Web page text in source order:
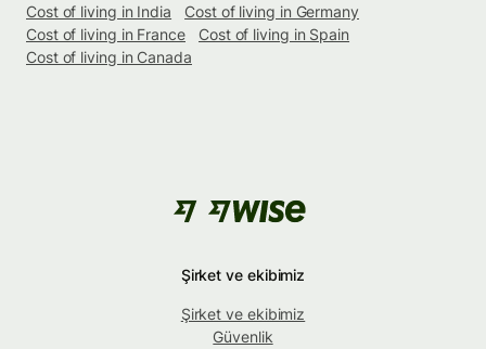
Cost of living in India
Cost of living in Germany
Cost of living in France
Cost of living in Spain
Cost of living in Canada
Şirket ve ekibimiz
Şirket ve ekibimiz
Güvenlik